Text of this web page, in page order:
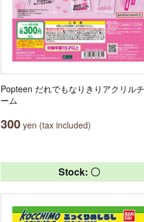
Popteen だれでもなりきりアクリル
ーム
300 yen (tax included)
Stock: 〇